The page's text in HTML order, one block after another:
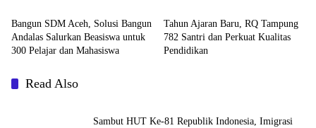
Bangun SDM Aceh, Solusi Bangun
Andalas Salurkan Beasiswa untuk
300 Pelajar dan Mahasiswa
Tahun Ajaran Baru, RQ Tampung
782 Santri dan Perkuat Kualitas
Pendidikan
Read Also
Sambut HUT Ke-81 Republik Indonesia, Imigrasi